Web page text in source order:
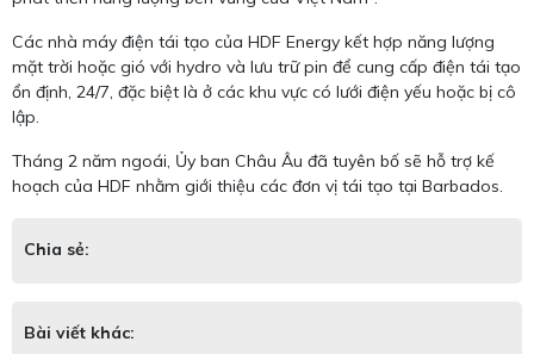
Các nhà máy điện tái tạo của HDF Energy kết hợp năng lượng
mặt trời hoặc gió với hydro và lưu trữ pin để cung cấp điện tái tạo
ổn định, 24/7, đặc biệt là ở các khu vực có lưới điện yếu hoặc bị cô
lập.
Tháng 2 năm ngoái, Ủy ban Châu Âu đã tuyên bố sẽ hỗ trợ kế
hoạch của HDF nhằm giới thiệu các đơn vị tái tạo tại Barbados.
Chia sẻ:
Bài viết khác: